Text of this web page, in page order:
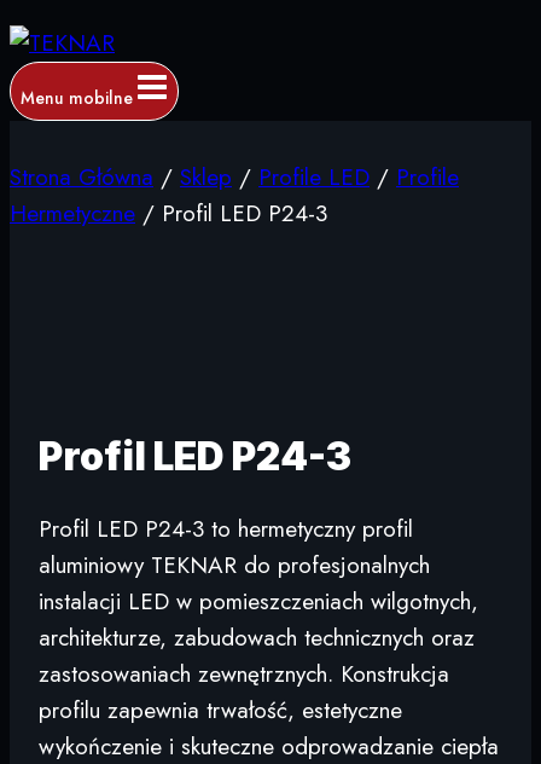
Menu mobilne
Strona Główna / Sklep / Profile LED / Profile
Hermetyczne / Profil LED P24-3
Profil LED P24-3
Profil LED P24-3 to hermetyczny profil
aluminiowy TEKNAR do profesjonalnych
instalacji LED w pomieszczeniach wilgotnych,
architekturze, zabudowach technicznych oraz
zastosowaniach zewnętrznych. Konstrukcja
profilu zapewnia trwałość, estetyczne
wykończenie i skuteczne odprowadzanie ciepła